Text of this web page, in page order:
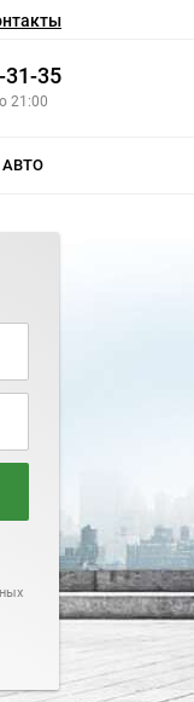
31-35
21:00